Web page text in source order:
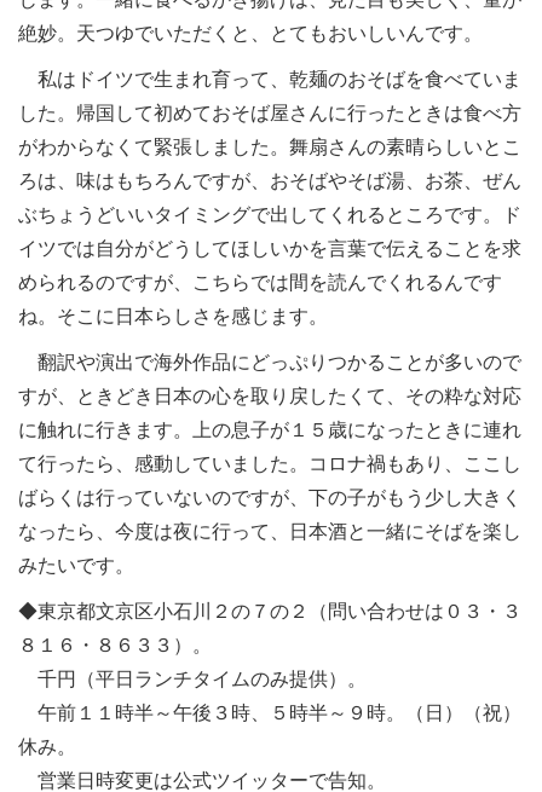
絶妙。天つゆでいただくと、とてもおいしいんです。
私はドイツで生まれ育って、乾麺のおそばを食べていま
した。帰国して初めておそば屋さんに行ったときは食べ方
がわからなくて緊張しました。舞扇さんの素晴らしいとこ
ろは、味はもちろんですが、おそばやそば湯、お茶、ぜん
ぶちょうどいいタイミングで出してくれるところです。ド
イツでは自分がどうしてほしいかを言葉で伝えることを求
められるのですが、こちらでは間を読んでくれるんです
ね。そこに日本らしさを感じます。
翻訳や演出で海外作品にどっぷりつかることが多いので
すが、ときどき日本の心を取り戻したくて、その粋な対応
に触れに行きます。上の息子が１５歳になったときに連れ
て行ったら、感動していました。コロナ禍もあり、ここし
ばらくは行っていないのですが、下の子がもう少し大きく
なったら、今度は夜に行って、日本酒と一緒にそばを楽し
みたいです。
◆東京都文京区小石川２の７の２（問い合わせは０３・３
８１６・８６３３）。
千円（平日ランチタイムのみ提供）。
午前１１時半～午後３時、５時半～９時。（日）（祝）
休み。
営業日時変更は公式ツイッターで告知。